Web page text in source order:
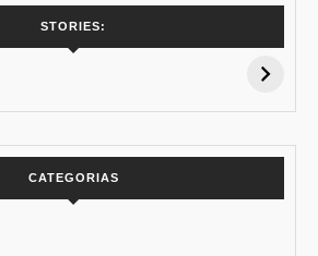
STORIES:
Pessoal: Os
CATEGORIAS